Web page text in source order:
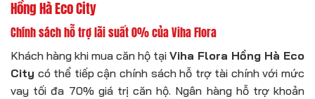
Hồng Hà Eco City
Chính sách hỗ trợ lãi suất 0% của Viha Flora
Khách hàng khi mua căn hộ tại Viha Flora Hồng Hà Eco
City có thể tiếp cận chính sách hỗ trợ tài chính với mức
vay tối đa 70% giá trị căn hộ. Ngân hàng hỗ trợ khoản